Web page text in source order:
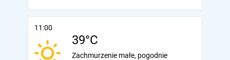
11:00
39°C
Zachmurzenie małe, pogodnie